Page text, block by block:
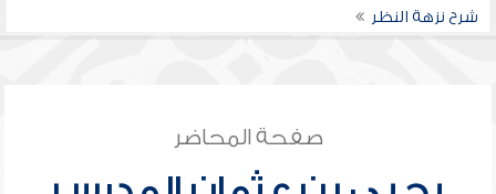
شرح نزهة النظر
صفحة المحاضر